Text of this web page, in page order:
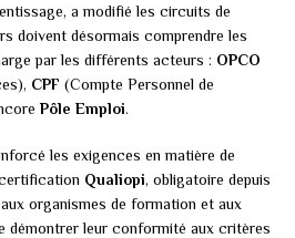
a modifié les circuits de
doivent désormais comprendre les
par les différents acteurs : OPCO
CPF (Compte Personnel de
Pôle Emploi.
les exigences en matière de
Qualiopi, obligatoire depuis
organismes de formation et aux
démontrer leur conformité aux critères